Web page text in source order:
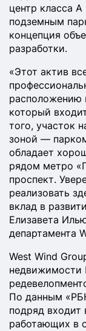
центр класса
подземным
концепция
разработки.
«Этот актив
расположению
который
того, участок
зоной —
обладает
рядом метро
проспект.
реализовать
вклад в
Елизавета
департамента
West Wind
недвижимости
По данным
подряд входит
работающих в